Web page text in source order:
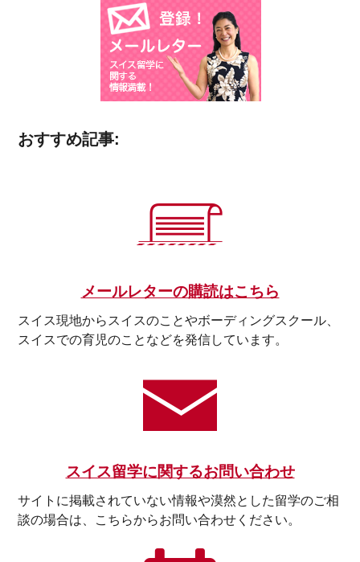
おすすめ記事:
メールレターの購読はこちら
スイス現地からスイスのことやボーディングスクール、
スイスでの育児のことなどを発信しています。
スイス留学に関するお問い合わせ
サイトに掲載されていない情報や漠然とした留学のご相
談の場合は、こちらからお問い合わせください。